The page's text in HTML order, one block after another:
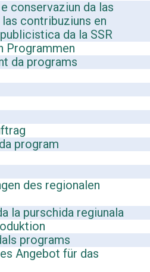
conservaziun da las
contribuziuns en
da la SSR
Programmen
da programs
program
des regionalen
la purschida regiunala
programs
Angebot für das